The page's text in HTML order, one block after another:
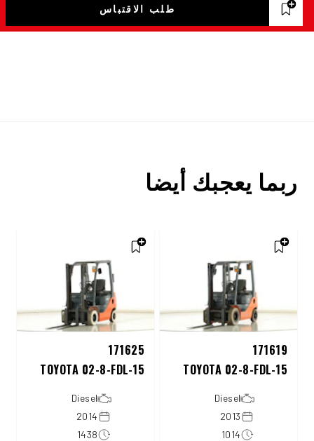
طلب الاقتباس
ربما يعجبك أيضا
171619
TOYOTA 02-8-FDL-15
Diesel
2013
1014
171625
TOYOTA 02-8-FDL-15
Diesel
2014
1438